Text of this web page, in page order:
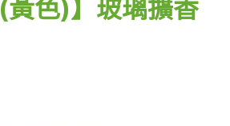
(黃色)】玻璃擴香